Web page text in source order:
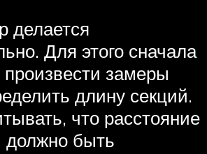
делается
Для этого сначала
замеры
длину секций.
что расстояние
быть